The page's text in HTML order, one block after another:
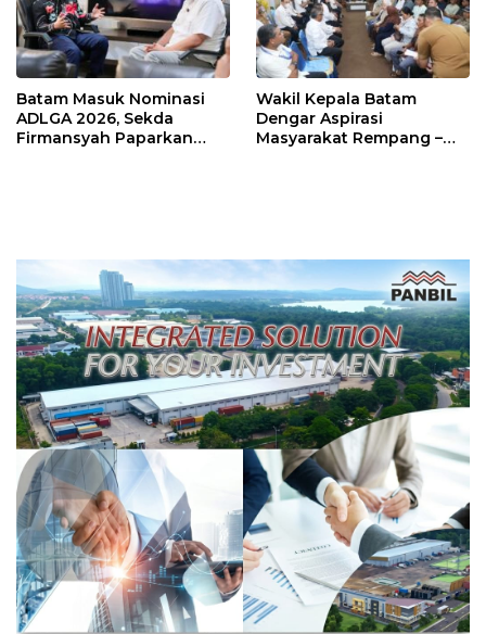
Batam Masuk Nominasi
ADLGA 2026, Sekda
Firmansyah Paparkan
Wakil Kepala Batam
Dengar Aspirasi
Masyarakat Rempang –